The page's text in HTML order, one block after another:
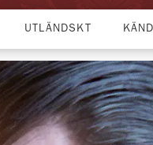
UTLÄNDSKT